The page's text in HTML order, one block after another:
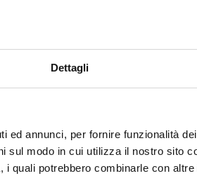
Dettagli
ed annunci, per fornire funzionalità
sul modo in cui utilizza il nostro sito
quali potrebbero combinarle con
è ambigua le
della pipeline